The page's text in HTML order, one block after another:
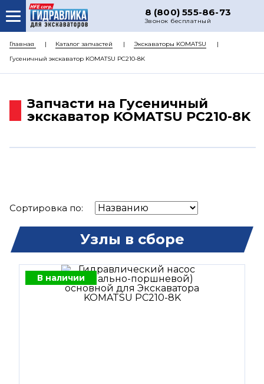
8 (800) 555-86-73
Звонок бесплатный
О НАС
КАТАЛОГ ЗАПЧАСТЕЙ
ДОСТАВКА
Главная Каталог запчастей
Экскаваторы KOMATSU
Гусеничный экскаватор KOMATSU PC210-8K
Запчасти на Гусеничный
экскаватор KOMATSU PC210-8K
Сортировка по:
Узлы в сборе
В наличии